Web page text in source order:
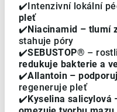
✔️Intenzivní lokální
pleť
✔️Niacinamid – tlumí
stahuje póry
✔️SEBUSTOP® –
redukuje bakterie a
✔️Allantoin –
regeneruje pleť
✔️Kyselina salicylová